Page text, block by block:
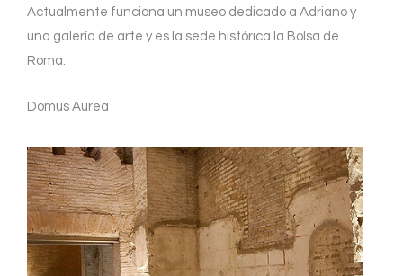
Actualmente funciona un museo dedicado a Adriano y
una galería de arte y es la sede histórica la Bolsa de
Roma.
Domus Aurea